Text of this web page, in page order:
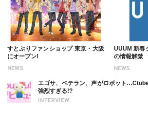
NEWS
すとぷりファンショップ 東京・大阪
にオープン!
NEWS
UUUM 新春
の情報解禁
INTERVIEW
エゴサ、ベテラン、声がロボット
強烈すぎる!?